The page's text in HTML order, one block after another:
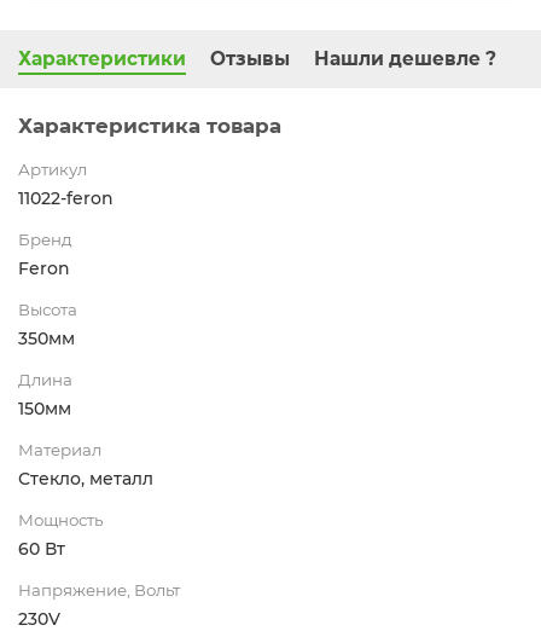
Характеристики Отзывы Нашли дешевле ?
Характеристика товара
Артикул
11022-feron
Бренд
Feron
Высота
350мм
Длина
150мм
Материал
Стекло, металл
Мощность
60 Вт
Напряжение, Вольт
230V